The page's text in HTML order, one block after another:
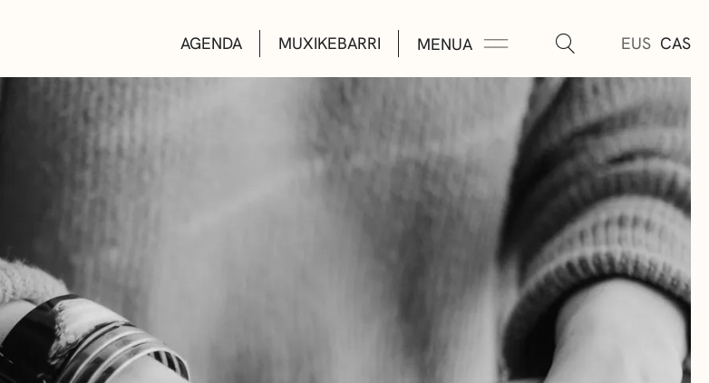
AGENDA MUXIKEBARRI MENUA EUS CAS
KULTUR ETXEAK
LIBURUTEGIAK
MUSIKA ESKOLA